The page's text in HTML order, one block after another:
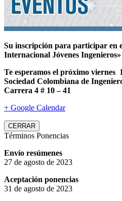
Su inscripción para participar en
Internacional Jóvenes
Te esperamos el próximo viernes
Sociedad Colombiana de
Carrera 4 # 10 – 41
+ Google Calendar
CERRAR
Términos Ponencias
Envío resúmenes
27 de agosto de 2023
Aceptación ponencias
31 de agosto de 2023